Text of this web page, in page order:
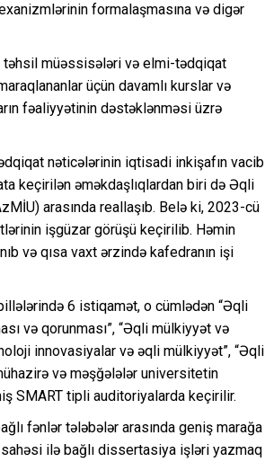
formalaşmasına və digər
təhsil müəssisələri və elmi-tədqiqat
üçün davamlı kurslar və
fəaliyyətinin dəstəklənməsi üzrə
nəticələrinin iqtisadi inkişafın vacib
keçirilən əməkdaşlıqlardan biri də Əqli
arasında reallaşıb. Belə ki, 2023-cü
işgüzar görüşü keçirilib. Həmin
və qısa vaxt ərzində kafedranın işi
6 istiqamət, o cümlədən “Əqli
və qorunması”, “Əqli mülkiyyət və
innovasiyalar və əqli mülkiyyət”, “Əqli
və məşğələlər universitetin
SMART tipli auditoriyalarda keçirilir.
fənlər tələbələr arasında geniş marağa
ilə bağlı dissertasiya işləri yazmaq